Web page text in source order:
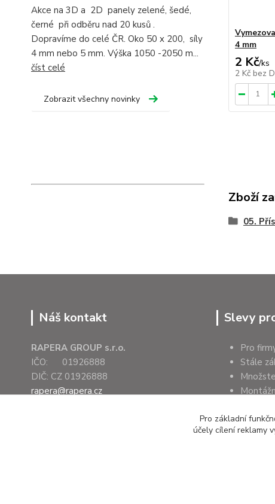
Akce na 3D a 2D panely zelené, šedé,
černé při odběru nad 20 kusů .
Dopravíme do celé ČR. Oko 50 x 200, síly
4 mm nebo 5 mm. Výška 1050 -2050 m...
číst celé
Zobrazit všechny novinky
4 mm
2 Kč/ks
2 Kč bez
Zboží
05.
Náš kontakt
RAPERA GROUP s.r.o.
IČO: 01926888
DIČ: CZ 01926888
rapera@rapera.cz
Slevy
Pro
Stále
Pro základní
účely cílení reklamy